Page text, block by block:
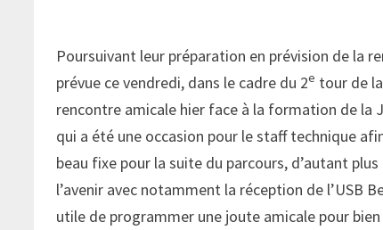
Poursuivant leur préparation en prévision de la
prévue ce vendredi, dans le cadre du 2e tour de
rencontre amicale hier face à la formation de la
qui a été une occasion pour le staff technique
beau fixe pour la suite du parcours, d’autant
l’avenir avec notamment la réception de l’USB
utile de programmer une joute amicale pour